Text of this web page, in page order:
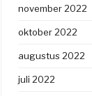
november 2022
oktober 2022
augustus 2022
juli 2022